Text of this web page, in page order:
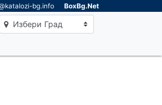
bg.info BoxBg.Net
Избери Град
×